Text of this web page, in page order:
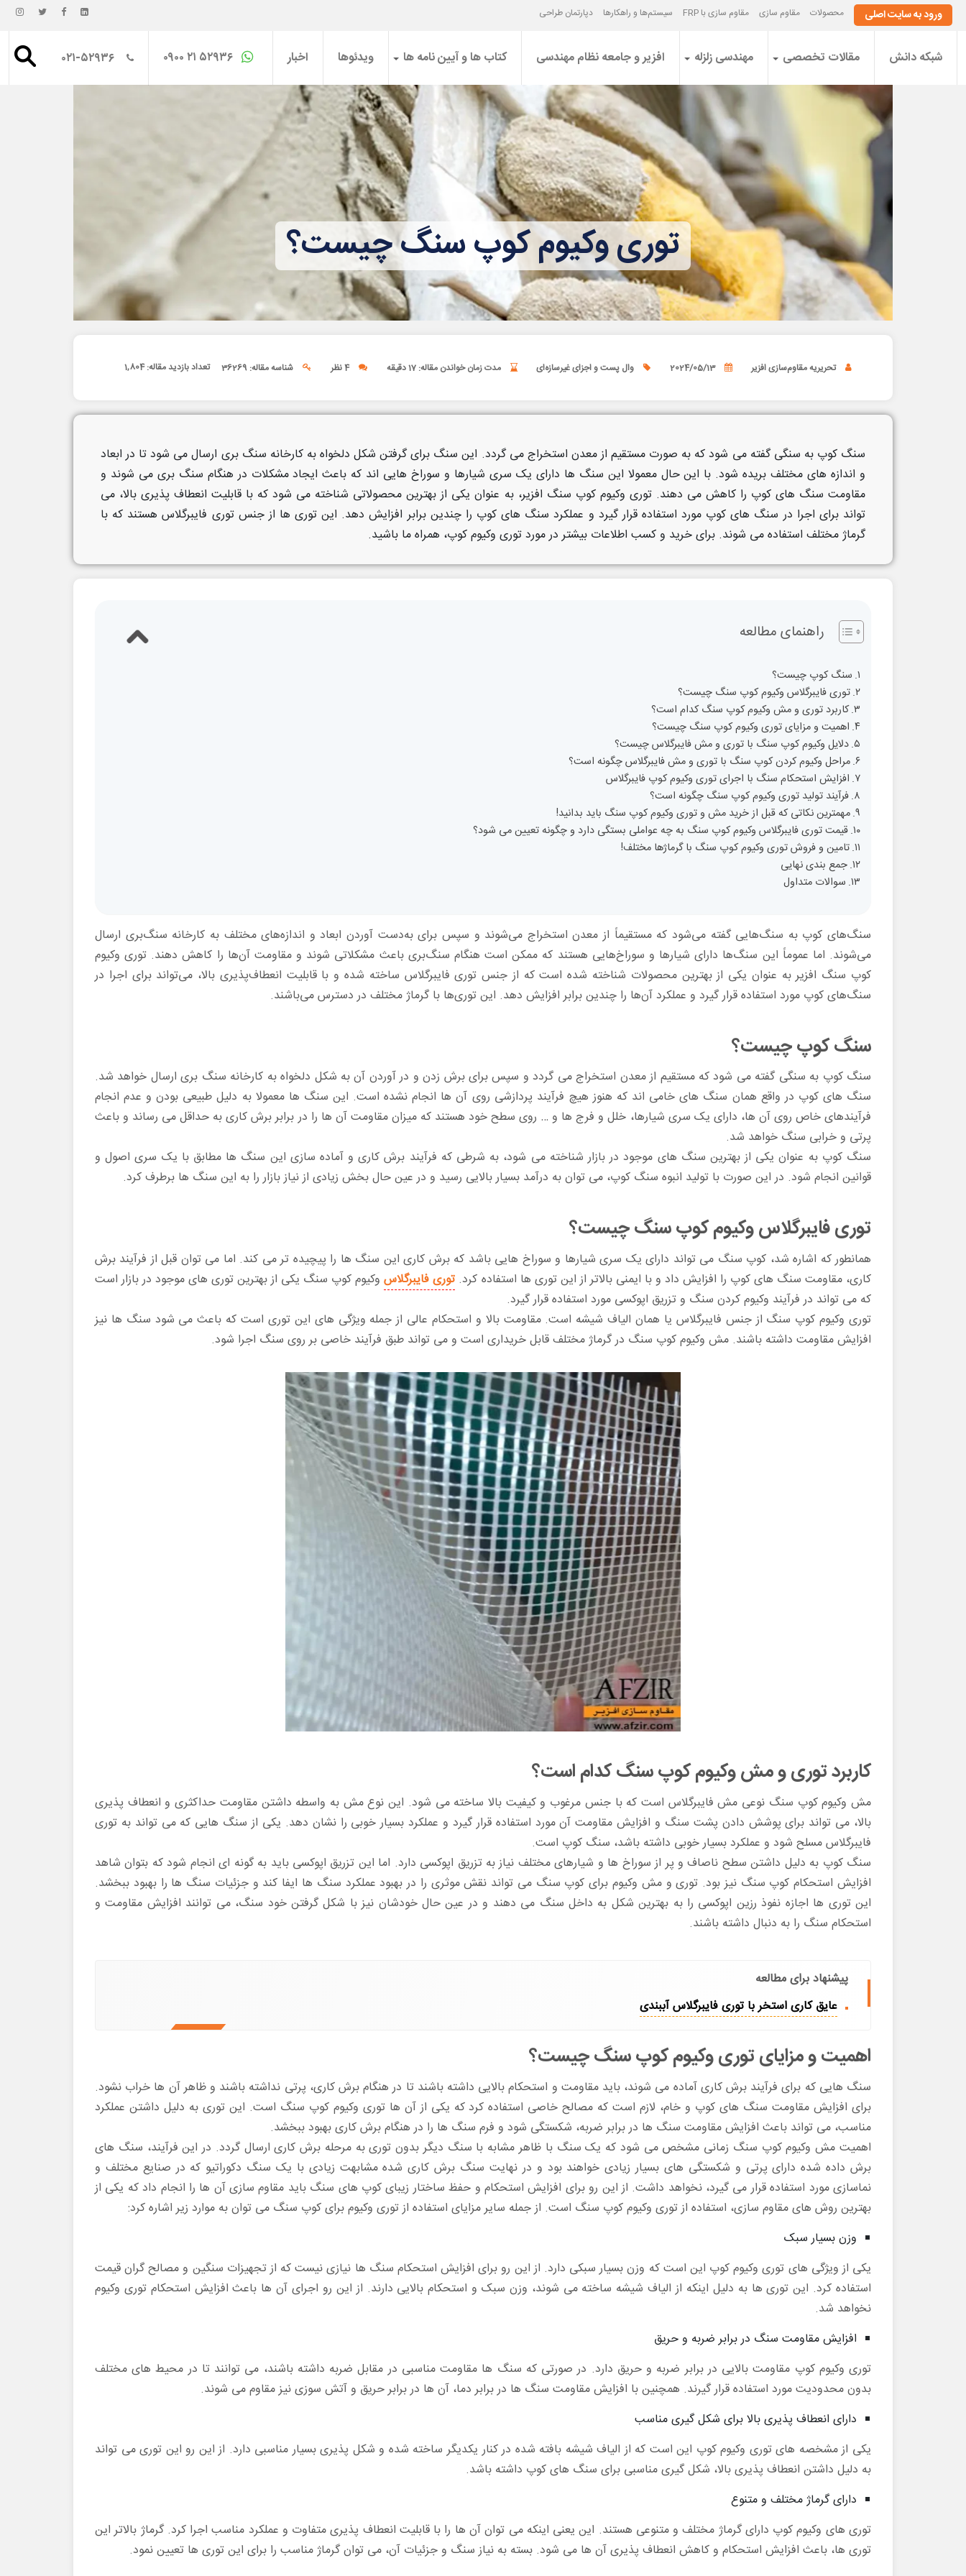
ورود به سایت اصلی محصولات مقاوم سازی مقاوم سازی با FRP سیستم‌ها و راهکارها دپارتمان طراحی
شبکه دانش مقالات تخصصی مهندسی زلزله افزیر و جامعه نظام مهندسی کتاب ها و آیین نامه ها ویدئوها اخبار ۰۹۰۰ ۲۱ ۵۲۹۳۶
توری وکیوم کوپ سنگ چیست؟
تحریریه مقاوم‌سازی افزیر 2024/05/13 وال پست و اجزای غیرسازه‌ای مدت زمان خواندن مقاله: 17 دقیقه 4 نظر شناسه مقاله: 36269 تعداد بازدید مقاله: 1,804
سنگ کوپ به سنگی گفته می شود که به صورت مستقیم از معدن استخراج می گردد. این سنگ برای گرفتن شکل دلخواه به کارخانه سنگ بری ارسال می شود تا در ابعاد
و اندازه های مختلف بریده شود. با این حال معمولا این سنگ ها دارای یک سری شیارها و سوراخ هایی اند که باعث ایجاد مشکلات در هنگام سنگ بری می شوند و
مقاومت سنگ های کوپ را کاهش می دهند. توری وکیوم کوپ سنگ افزیر، به عنوان یکی از بهترین محصولاتی شناخته می شود که با قابلیت انعطاف پذیری بالا، می
تواند برای اجرا در سنگ های کوپ مورد استفاده قرار گیرد و عملکرد سنگ های کوپ را چندین برابر افزایش دهد. این توری ها از جنس توری فایبرگلاس هستند که با
گرماژ مختلف استفاده می شوند. برای خرید و کسب اطلاعات بیشتر در مورد توری وکیوم کوپ، همراه ما باشید.
راهنمای مطالعه
سنگ کوپ چیست؟
توری فایبرگلاس وکیوم کوپ سنگ چیست؟
کاربرد توری و مش وکیوم کوپ سنگ کدام است؟
اهمیت و مزایای توری وکیوم کوپ سنگ چیست؟
دلایل وکیوم کوپ سنگ با توری و مش فایبرگلاس چیست؟
مراحل وکیوم کردن کوپ سنگ با توری و مش فایبرگلاس چگونه است؟
افزایش استحکام سنگ با اجرای توری وکیوم کوپ فایبرگلاس
فرآیند تولید توری وکیوم کوپ سنگ چگونه است؟
مهمترین نکاتی که قبل از خرید مش و توری وکیوم کوپ سنگ باید بدانید!
قیمت توری فایبرگلاس وکیوم کوپ سنگ به چه عواملی بستگی دارد و چگونه تعیین می شود؟
تامین و فروش توری وکیوم کوپ سنگ با گرماژها مختلف!
جمع بندی نهایی
سوالات متداول
سنگ‌های کوپ به سنگ‌هایی گفته می‌شود که مستقیماً از معدن استخراج می‌شوند و سپس برای به‌دست آوردن ابعاد و اندازه‌های مختلف به کارخانه سنگ‌بری ارسال
می‌شوند. اما عموماً این سنگ‌ها دارای شیارها و سوراخ‌هایی هستند که ممکن است هنگام سنگ‌بری باعث مشکلاتی شوند و مقاومت آن‌ها را کاهش دهند. توری وکیوم
کوپ سنگ افزیر به عنوان یکی از بهترین محصولات شناخته شده است که از جنس توری فایبرگلاس ساخته شده و با قابلیت انعطاف‌پذیری بالا، می‌تواند برای اجرا در
سنگ‌های کوپ مورد استفاده قرار گیرد و عملکرد آن‌ها را چندین برابر افزایش دهد. این توری‌ها با گرماژ مختلف در دسترس می‌باشند.
سنگ کوپ چیست؟
سنگ کوپ به سنگی گفته می شود که مستقیم از معدن استخراج می گردد و سپس برای برش زدن و در آوردن آن به شکل دلخواه به کارخانه سنگ بری ارسال خواهد شد.
سنگ های کوپ در واقع همان سنگ های خامی اند که هنوز هیچ فرآیند پردازشی روی آن ها انجام نشده است. این سنگ ها معمولا به دلیل طبیعی بودن و عدم انجام
فرآیندهای خاص روی آن ها، دارای یک سری شیارها، خلل و فرج ها و … روی سطح خود هستند که میزان مقاومت آن ها را در برابر برش کاری به حداقل می رساند و باعث
پرتی و خرابی سنگ خواهد شد.
سنگ کوپ به عنوان یکی از بهترین سنگ های موجود در بازار شناخته می شود، به شرطی که فرآیند برش کاری و آماده سازی این سنگ ها مطابق با یک سری اصول و
قوانین انجام شود. در این صورت با تولید انبوه سنگ کوپ، می توان به درآمد بسیار بالایی رسید و در عین حال بخش زیادی از نیاز بازار را به این سنگ ها برطرف کرد.
توری فایبرگلاس وکیوم کوپ سنگ چیست؟
همانطور که اشاره شد، کوپ سنگ می تواند دارای یک سری شیارها و سوراخ هایی باشد که برش کاری این سنگ ها را پیچیده تر می کند. اما می توان قبل از فرآیند برش
کاری، مقاومت سنگ های کوپ را افزایش داد و با ایمنی بالاتر از این توری ها استفاده کرد. توری فایبرگلاسوکیوم کوپ سنگ یکی از بهترین توری های موجود در بازار است
که می تواند در فرآیند وکیوم کردن سنگ و تزریق اپوکسی مورد استفاده قرار گیرد.
توری وکیوم کوپ سنگ از جنس فایبرگلاس یا همان الیاف شیشه است. مقاومت بالا و استحکام عالی از جمله ویژگی های این توری است که باعث می شود سنگ ها نیز
افزایش مقاومت داشته باشند. مش وکیوم کوپ سنگ در گرماژ مختلف قابل خریداری است و می تواند طبق فرآیند خاصی بر روی سنگ اجرا شود.
کاربرد توری و مش وکیوم کوپ سنگ کدام است؟
مش وکیوم کوپ سنگ نوعی مش فایبرگلاس است که با جنس مرغوب و کیفیت بالا ساخته می شود. این نوع مش به واسطه داشتن مقاومت حداکثری و انعطاف پذیری
بالا، می تواند برای پوشش دادن پشت سنگ و افزایش مقاومت آن مورد استفاده قرار گیرد و عملکرد بسیار خوبی را نشان دهد. یکی از سنگ هایی که می تواند به توری
فایبرگلاس مسلح شود و عملکرد بسیار خوبی داشته باشد، سنگ کوپ است.
سنگ کوپ به دلیل داشتن سطح ناصاف و پر از سوراخ ها و شیارهای مختلف نیاز به تزریق اپوکسی دارد. اما این تزریق اپوکسی باید به گونه ای انجام شود که بتوان شاهد
افزایش استحکام کوپ سنگ نیز بود. توری و مش وکیوم برای کوپ سنگ می تواند نقش موثری را در بهبود عملکرد سنگ ها ایفا کند و جزئیات سنگ ها را بهبود ببخشد.
این توری ها اجازه نفوذ رزین اپوکسی را به بهترین شکل به داخل سنگ می دهند و در عین حال خودشان نیز با شکل گرفتن خود سنگ، می توانند افزایش مقاومت و
استحکام سنگ را به دنبال داشته باشند.
پیشنهاد برای مطالعه
عایق کاری استخر با توری فایبرگلاس آببندی
اهمیت و مزایای توری وکیوم کوپ سنگ چیست؟
سنگ هایی که برای فرآیند برش کاری آماده می شوند، باید مقاومت و استحکام بالایی داشته باشند تا در هنگام برش کاری، پرتی نداشته باشند و ظاهر آن ها خراب نشود.
برای افزایش مقاومت سنگ های کوپ و خام، لازم است که مصالح خاصی استفاده کرد که یکی از آن ها توری وکیوم کوپ سنگ است. این توری به دلیل داشتن عملکرد
مناسب، می تواند باعث افزایش مقاومت سنگ ها در برابر ضربه، شکستگی شود و فرم سنگ ها را در هنگام برش کاری بهبود ببخشد.
اهمیت مش وکیوم کوپ سنگ زمانی مشخص می شود که یک سنگ با ظاهر مشابه با سنگ دیگر بدون توری به مرحله برش کاری ارسال گردد. در این فرآیند، سنگ های
برش داده شده دارای پرتی و شکستگی های بسیار زیادی خواهند بود و در نهایت سنگ برش کاری شده مشابهت زیادی با یک سنگ دکوراتیو که در صنایع مختلف و
نماسازی مورد استفاده قرار می گیرد، نخواهد داشت. از این رو برای افزایش استحکام و حفظ ساختار زیبای کوپ های سنگ باید مقاوم سازی آن ها را انجام داد که یکی از
بهترین روش های مقاوم سازی، استفاده از توری وکیوم کوپ سنگ است. از جمله سایر مزایای استفاده از توری وکیوم برای کوپ سنگ می توان به موارد زیر اشاره کرد:
وزن بسیار سبک
یکی از ویژگی های توری وکیوم کوپ این است که وزن بسیار سبکی دارد. از این رو برای افزایش استحکام سنگ ها نیازی نیست که از تجهیزات سنگین و مصالح گران قیمت
استفاده کرد. این توری ها به دلیل اینکه از الیاف شیشه ساخته می شوند، وزن سبک و استحکام بالایی دارند. از این رو اجرای آن ها باعث افزایش استحکام توری وکیوم
نخواهد شد.
افزایش مقاومت سنگ در برابر ضربه و حریق
توری وکیوم کوپ مقاومت بالایی در برابر ضربه و حریق دارد. در صورتی که سنگ ها مقاومت مناسبی در مقابل ضربه داشته باشند، می توانند تا در محیط های مختلف
بدون محدودیت مورد استفاده قرار گیرند. همچنین با افزایش مقاومت سنگ ها در برابر دما، آن ها در برابر حریق و آتش سوزی نیز مقاوم می شوند.
دارای انعطاف پذیری بالا برای شکل گیری مناسب
یکی از مشخصه های توری وکیوم کوپ این است که از الیاف شیشه بافته شده در کنار یکدیگر ساخته شده و شکل پذیری بسیار مناسبی دارد. از این رو این توری می تواند
به دلیل داشتن انعطاف پذیری بالا، شکل گیری مناسبی برای سنگ های کوپ داشته باشد.
دارای گرماژ مختلف و متنوع
توری های وکیوم کوپ دارای گرماژ مختلف و متنوعی هستند. این یعنی اینکه می توان آن ها را با قابلیت انعطاف پذیری متفاوت و عملکرد مناسب اجرا کرد. گرماژ بالاتر این
توری ها، باعث افزایش استحکام و کاهش انعطاف پذیری آن ها می شود. بسته به نیاز سنگ و جزئیات آن، می توان گرماژ مناسب را برای این توری ها تعیین نمود.